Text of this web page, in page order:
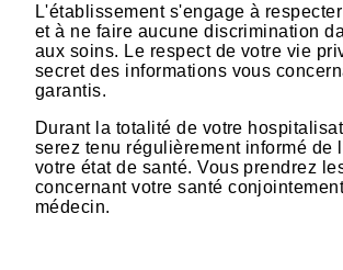
L'établissement s'engage à
et à ne faire aucune discrimination
aux soins. Le respect de votre vie
secret des informations vous
garantis.
Durant la totalité de votre
serez tenu régulièrement informé de
votre état de santé. Vous prendrez
concernant votre santé
médecin.